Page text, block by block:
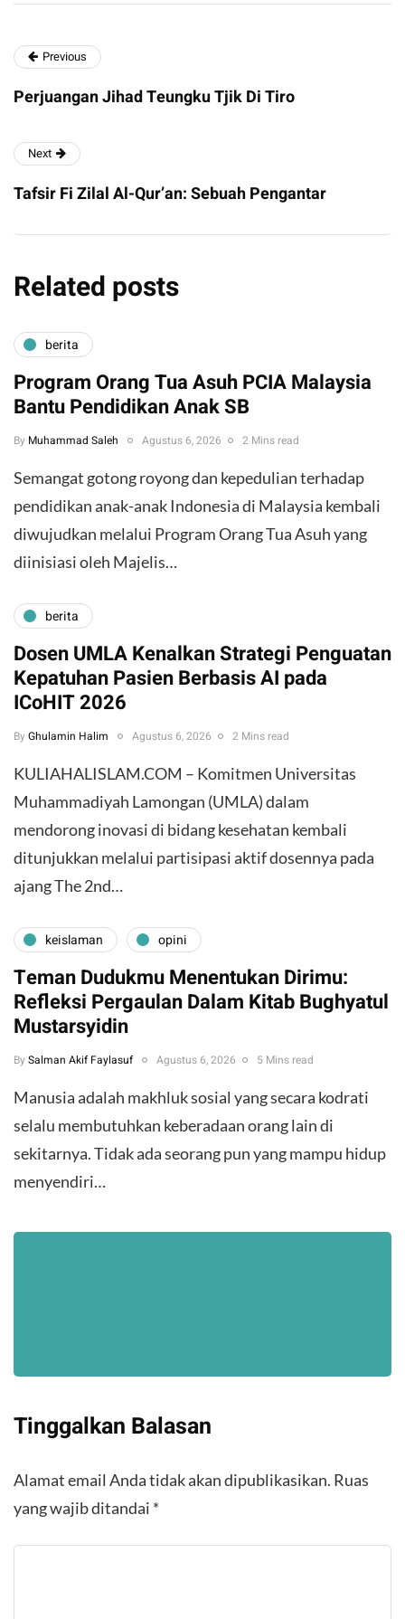
Previous
Perjuangan Jihad Teungku Tjik Di Tiro
Next
Tafsir Fi Zilal Al-Qur’an: Sebuah Pengantar
Related posts
berita
Program Orang Tua Asuh PCIA Malaysia
Bantu Pendidikan Anak SB
By Muhammad Saleh Agustus 6, 2026 2 Mins read
​Semangat gotong royong dan kepedulian terhadap
pendidikan anak-anak Indonesia di Malaysia kembali
diwujudkan melalui Program Orang Tua Asuh yang
diinisiasi oleh Majelis…
berita
Dosen UMLA Kenalkan Strategi Penguatan
Kepatuhan Pasien Berbasis AI pada
ICoHIT 2026
By Ghulamin Halim Agustus 6, 2026 2 Mins read
KULIAHALISLAM.COM – Komitmen Universitas
Muhammadiyah Lamongan (UMLA) dalam
mendorong inovasi di bidang kesehatan kembali
ditunjukkan melalui partisipasi aktif dosennya pada
ajang The 2nd…
keislaman opini
Teman Dudukmu Menentukan Dirimu:
Refleksi Pergaulan Dalam Kitab Bughyatul
Mustarsyidin
By Salman Akif Faylasuf Agustus 6, 2026 5 Mins read
Manusia adalah makhluk sosial yang secara kodrati
selalu membutuhkan keberadaan orang lain di
sekitarnya. Tidak ada seorang pun yang mampu hidup
menyendiri…
Tinggalkan Balasan
Alamat email Anda tidak akan dipublikasikan. Ruas
yang wajib ditandai *